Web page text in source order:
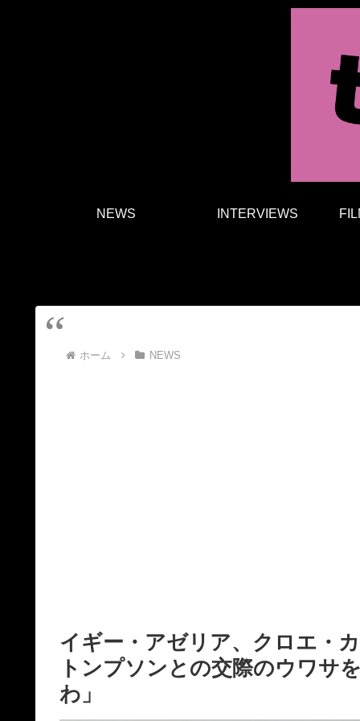
NEWS INTERVIEWS
ホーム NEWS
イギー・アゼリア、クロエ・
トンプソンとの交際のウワサ
わ」